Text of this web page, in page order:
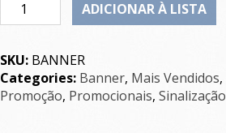
ADICIONAR À LISTA
SKU: BANNER
Categories: Banner, Mais Vendidos,
Promoção, Promocionais, Sinalização